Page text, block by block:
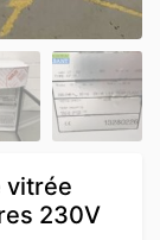
vitrée
230V